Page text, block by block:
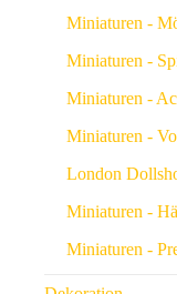
Miniaturen -
Miniaturen -
Miniaturen -
Miniaturen -
London
Miniaturen -
Miniaturen -